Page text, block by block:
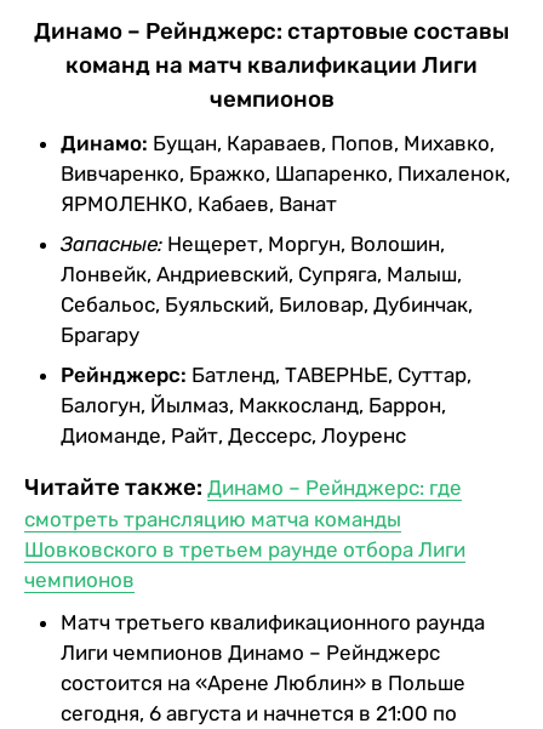
Динамо – Рейнджерс: стартовые составы
команд на матч квалификации Лиги
чемпионов
Динамо: Бущан, Караваев, Попов, Михавко,
Вивчаренко, Бражко, Шапаренко, Пихаленок,
ЯРМОЛЕНКО, Кабаев, Ванат
Запасные: Нещерет, Моргун, Волошин,
Лонвейк, Андриевский, Супряга, Малыш,
Себальос, Буяльский, Биловар, Дубинчак,
Брагару
Рейнджерс: Батленд, ТАВЕРНЬЕ, Суттар,
Балогун, Йылмаз, Маккосланд, Баррон,
Диоманде, Райт, Дессерс, Лоуренс
Читайте также: Динамо – Рейнджерс: где
смотреть трансляцию матча команды
Шовковского в третьем раунде отбора Лиги
чемпионов
Матч третьего квалификационного раунда
Лиги чемпионов Динамо – Рейнджерс
состоится на «Арене Люблин» в Польше
сегодня, 6 августа и начнется в 21:00 по